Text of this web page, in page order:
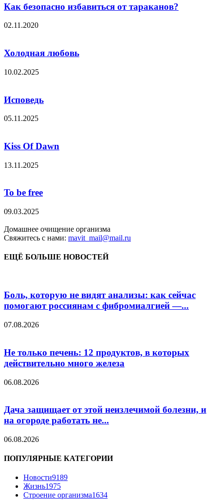
Как безопасно избавиться от тараканов?
02.11.2020
Холодная любовь
10.02.2025
Исповедь
05.11.2025
Kiss Of Dawn
13.11.2025
To be free
09.03.2025
Домашнее очищение организма
Свяжитесь с нами: mavit_mail@mail.ru
ЕЩЁ БОЛЬШЕ НОВОСТЕЙ
Боль, которую не видят анализы: как сейчас
помогают россиянам с фибромиалгией —...
07.08.2026
Не только печень: 12 продуктов, в которых
действительно много железа
06.08.2026
Дача защищает от этой неизлечимой болезни, и
на огороде работать не...
06.08.2026
ПОПУЛЯРНЫЕ КАТЕГОРИИ
Новости9189
Жизнь1975
Строение организма1634